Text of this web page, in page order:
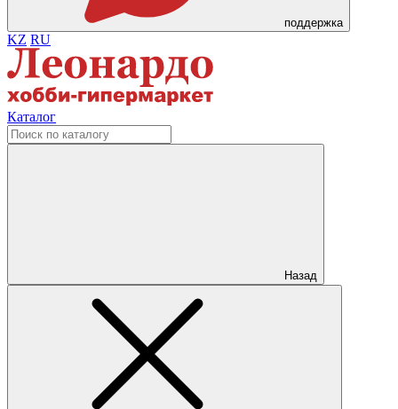
поддержка
KZ RU
Каталог
Назад